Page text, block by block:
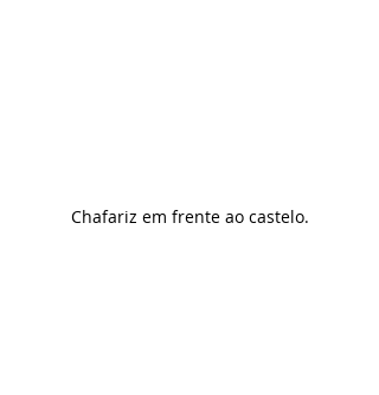
Chafariz em frente ao castelo.